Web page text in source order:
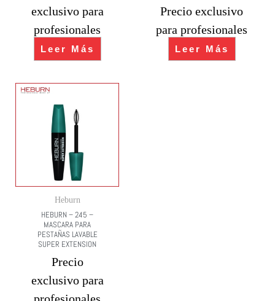
exclusivo para
profesionales
Leer Más
Precio exclusivo
para profesionales
Leer Más
Heburn
HEBURN – 245 –
MASCARA PARA
PESTAÑAS LAVABLE
SUPER EXTENSION
Precio
exclusivo para
profesionales